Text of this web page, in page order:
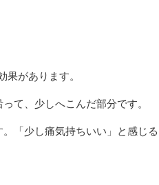
があります。
て、少しへこんだ部分です。
「少し痛気持ちいい」と感じる